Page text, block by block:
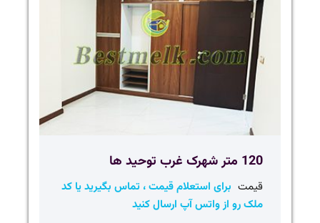
120 متر شهرک غرب توحید ها
قیمت برای استعلام قیمت ، تماس بگیرید یا کد
ملک رو از واتس آپ ارسال کنید